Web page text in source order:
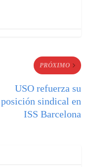
PRÓXIMO
USO refuerza su
posición sindical en
ISS Barcelona